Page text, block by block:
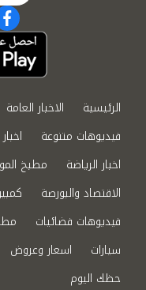
الرئيسية الاخبار العامة
فيديوهات متنوعة
اخبار الرياضة
مطبخ
الاقتصاد والبورصة
فيديوهات فضائيات
سيارات
اسعار وعروض
حظك اليوم